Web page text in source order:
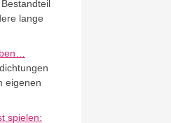
lange
eigenen
spielen: